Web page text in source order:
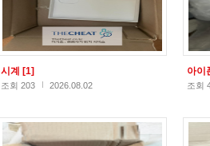
시계 [1]
조회 203 2026.08.02
아이
조회